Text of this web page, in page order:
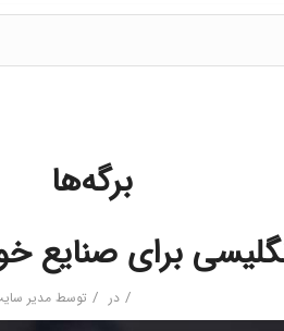
برگه‌ها
برای صنایع
/ در / توسطمدیر